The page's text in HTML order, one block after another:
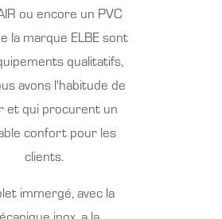
ou encore un PVC
la marque ELBE sont
qualitatifs,
avons l'habitude de
et qui procurent un
confort pour les
clients.
immergé, avec la